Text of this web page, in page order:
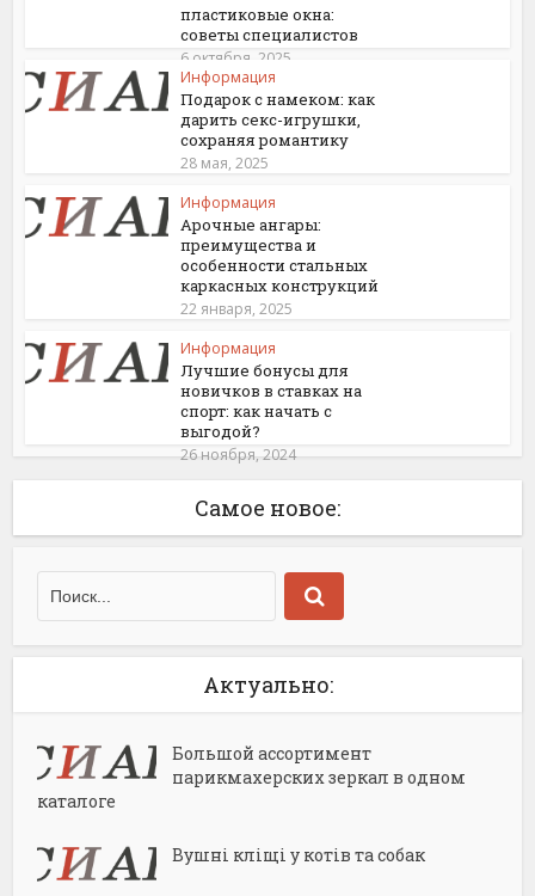
пластиковые окна:
советы специалистов
6 октября, 2025
Информация
Подарок с намеком: как
дарить секс-игрушки,
сохраняя романтику
28 мая, 2025
Информация
Арочные ангары:
преимущества и
особенности стальных
каркасных конструкций
22 января, 2025
Информация
Лучшие бонусы для
новичков в ставках на
спорт: как начать с
выгодой?
26 ноября, 2024
Самое новое:
Актуально:
Большой ассортимент
парикмахерских зеркал в одном
каталоге
Вушні кліщі у котів та собак